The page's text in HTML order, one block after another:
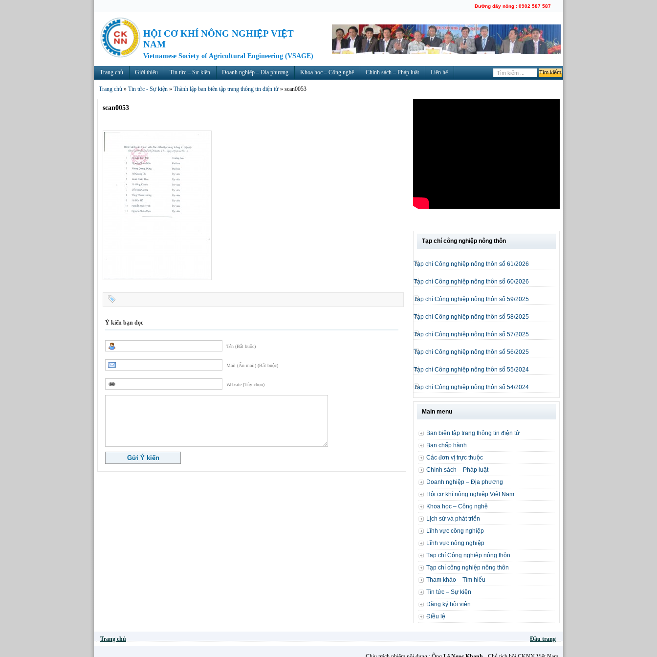
Đường dây nóng : 0902 587 587
HỘI CƠ KHÍ NÔNG NGHIỆP VIỆT
NAM
Vietnamese Society of Agricultural Engineering (VSAGE)
Trang chủ Giới thiệu Tin tức – Sự kiện Doanh nghiệp – Địa phương Khoa học – Công nghệ Chính sách – Pháp luật Liên hệ
Trang chủ » Tin tức - Sự kiện » Thành lập ban biên tập trang thông tin điện tử » scan0053
scan0053
Ý kiến bạn đọc
Tên (Bắt buộc)
Mail (Ẩn mail) (Bắt buộc)
Website (Tùy chọn)
Tạp chí công nghiệp nông thôn
Tạp chí Công nghiệp nông thôn số 61/2026
Tạp chí Công nghiệp nông thôn số 60/2026
Tạp chí Công nghiệp nông thôn số 59/2025
Tạp chí Công nghiệp nông thôn số 58/2025
Tạp chí Công nghiệp nông thôn số 57/2025
Tạp chí Công nghiệp nông thôn số 56/2025
Tạp chí Công nghiệp nông thôn số 55/2024
Tạp chí Công nghiệp nông thôn số 54/2024
Main menu
Ban biên tập trang thông tin điện tử
Ban chấp hành
Các đơn vị trực thuộc
Chính sách – Pháp luật
Doanh nghiệp – Địa phương
Hội cơ khí nông nghiệp Việt Nam
Khoa học – Công nghệ
Lịch sử và phát triển
Lĩnh vực công nghiệp
Lĩnh vực nông nghiệp
Tạp chí Công nghiệp nông thôn
Tạp chí công nghiệp nông thôn
Tham khảo – Tìm hiểu
Tin tức – Sự kiện
Đăng ký hội viên
Điều lệ
Trang chủ Đầu trang